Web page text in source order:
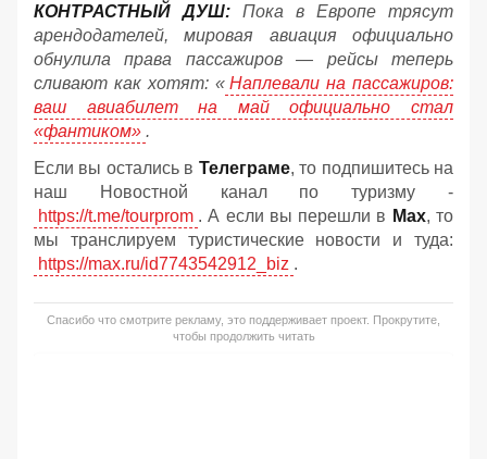
КОНТРАСТНЫЙ ДУШ: Пока в Европе трясут
арендодателей, мировая авиация официально
обнулила права пассажиров — рейсы теперь
сливают как хотят: « Наплевали на пассажиров:
ваш авиабилет на май официально стал
«фантиком» .
Если вы остались в Телеграме, то подпишитесь на
наш Новостной канал по туризму -
https://t.me/tourprom . А если вы перешли в Мах, то
мы транслируем туристические новости и туда:
https://max.ru/id7743542912_biz .
Спасибо что смотрите рекламу, это поддерживает проект. Прокрутите,
чтобы продолжить читать